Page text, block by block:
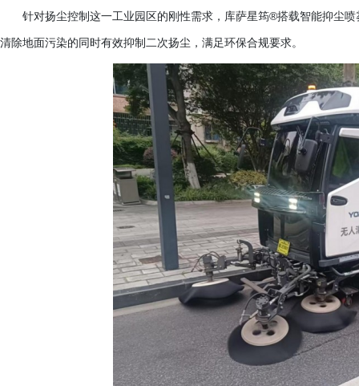
针对扬尘控制这一工业园区的刚性需求，库萨星筠®搭载智能抑尘喷
清除地面污染的同时有效抑制二次扬尘，满足环保合规要求。